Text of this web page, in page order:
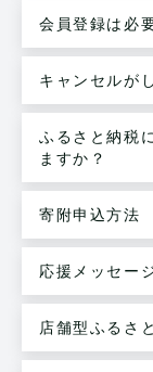
会員登録は必
キャンセルが
ふるさと納税
ますか？
寄附申込方法
応援メッセー
店舗型ふるさ